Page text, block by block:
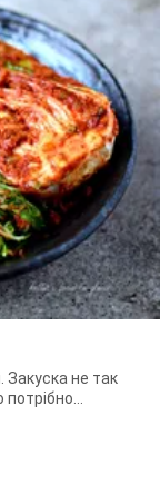
Закуска не так
потрібно